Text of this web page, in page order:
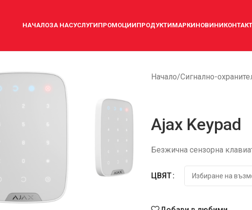
НАЧАЛОЗА НАСУСЛУГИПРОМОЦИИПРОДУКТИМАРКИНОВИНИ
Начало/Сигнално-
Ajax Keypad
Безжична сензорнa
ЦВЯТ